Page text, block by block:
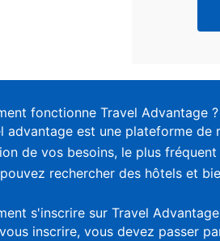
fonctionne Travel Advantage ?
advantage est une plateforme
de vos besoins, le plus
rechercher des hôtels et
s'inscrire sur Travel
inscrire, vous devez passer